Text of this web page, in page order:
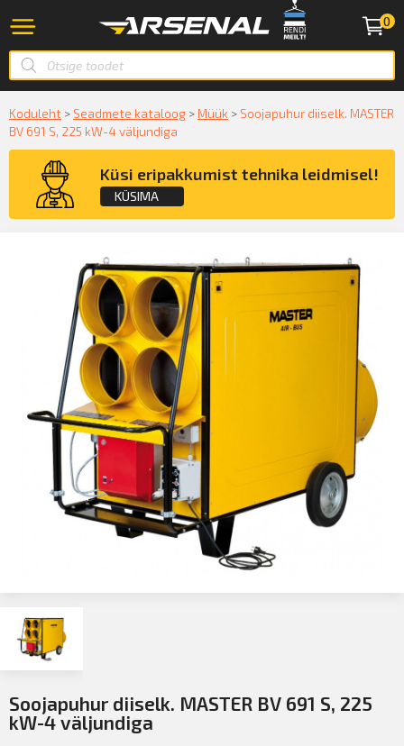
0
Koduleht > Seadmete kataloog > Müük > Soojapuhur diiselk. MASTER
BV 691 S, 225 kW-4 väljundiga
Küsi eripakkumist tehnika leidmisel!
KÜSIMA
KÜSIN!
Soojapuhur diiselk. MASTER BV 691 S, 225
kW-4 väljundiga